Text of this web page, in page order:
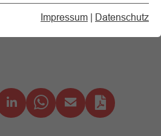
Impressum | Datenschutz